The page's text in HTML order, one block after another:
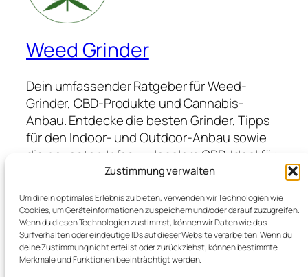
Zustimmung verwalten
Um dir ein optimales Erlebnis zu bieten, verwenden wir Technologien wie
Cookies, um Geräteinformationen zu speichern und/oder darauf zuzugreifen.
Wenn du diesen Technologien zustimmst, können wir Daten wie das
Surfverhalten oder eindeutige IDs auf dieser Website verarbeiten. Wenn du
deine Zustimmung nicht erteilst oder zurückziehst, können bestimmte
Merkmale und Funktionen beeinträchtigt werden.
Weed Grinder
Dein umfassender Ratgeber für Weed-
Grinder, CBD-Produkte und Cannabis-
Anbau. Entdecke die besten Grinder, Tipps
für den Indoor- und Outdoor-Anbau sowie
die neuesten Infos zu legalem CBD. Ideal für
Anfänger und Profis, die hochwertige
profitieren möchten.
Blog
Veranstaltungen